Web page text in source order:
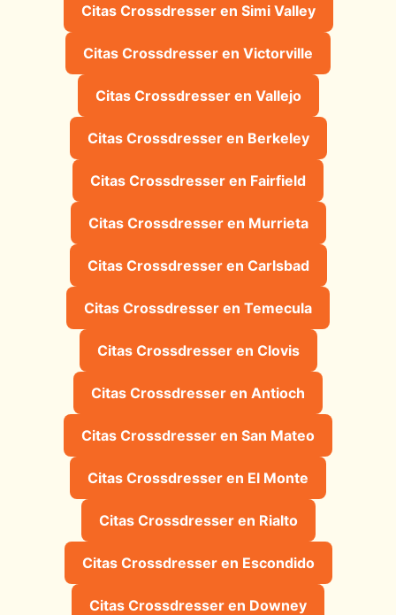
Citas Crossdresser en Simi Valley
Citas Crossdresser en Victorville
Citas Crossdresser en Vallejo
Citas Crossdresser en Berkeley
Citas Crossdresser en Fairfield
Citas Crossdresser en Murrieta
Citas Crossdresser en Carlsbad
Citas Crossdresser en Temecula
Citas Crossdresser en Clovis
Citas Crossdresser en Antioch
Citas Crossdresser en San Mateo
Citas Crossdresser en El Monte
Citas Crossdresser en Rialto
Citas Crossdresser en Escondido
Citas Crossdresser en Downey